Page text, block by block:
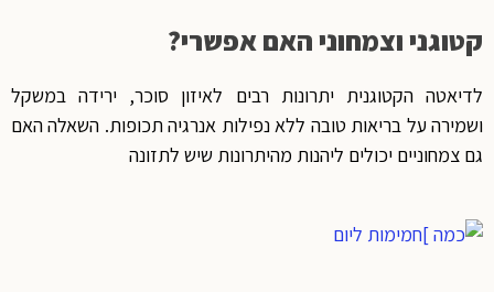
קטוגני וצמחוני האם אפשרי?
לדיאטה הקטוגנית יתרונות רבים לאיזון סוכר, ירידה במשקל
ושמירה על בריאות טובה ללא נפילות אנרגיה תכופות. השאלה האם
גם צמחוניים יכולים ליהנות מהיתרונות שיש לתזונה